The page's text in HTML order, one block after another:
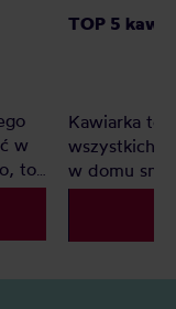
w
to
TOP 5
Kawiarka to
wszystkich,
w domu
konieczności
najlepsza